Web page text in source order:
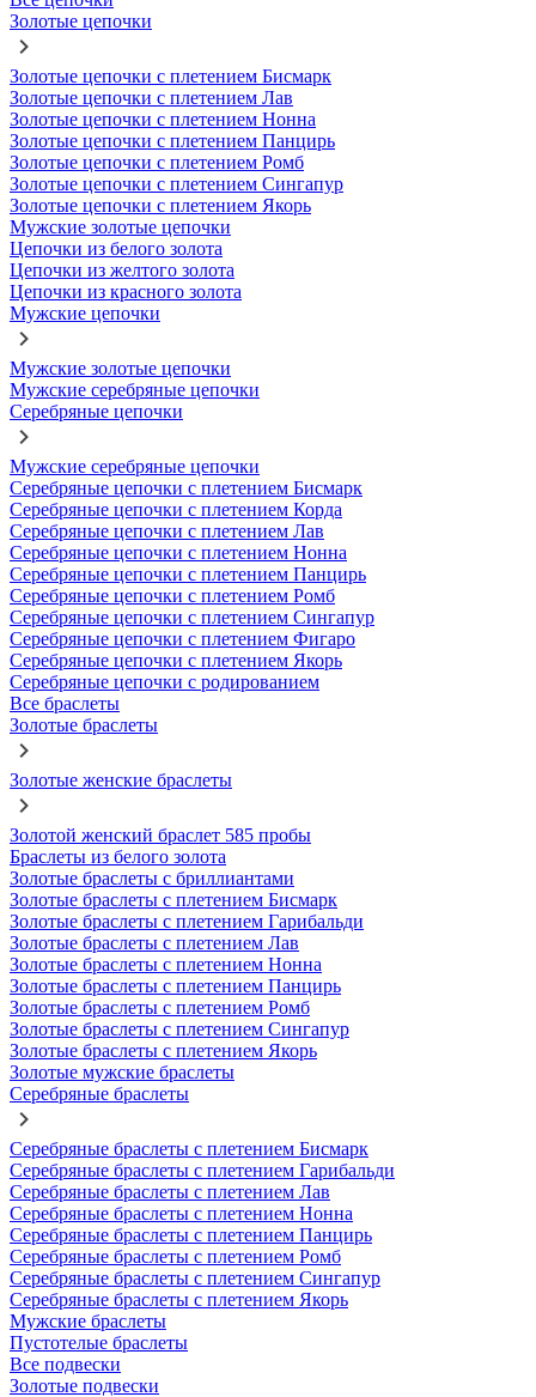
Золотые цепочки
Золотые цепочки с плетением Бисмарк
Золотые цепочки с плетением Лав
Золотые цепочки с плетением Нонна
Золотые цепочки с плетением Панцирь
Золотые цепочки с плетением Ромб
Золотые цепочки с плетением Сингапур
Золотые цепочки с плетением Якорь
Мужские золотые цепочки
Цепочки из белого золота
Цепочки из желтого золота
Цепочки из красного золота
Мужские цепочки
Мужские золотые цепочки
Мужские серебряные цепочки
Серебряные цепочки
Мужские серебряные цепочки
Серебряные цепочки с плетением Бисмарк
Серебряные цепочки с плетением Корда
Серебряные цепочки с плетением Лав
Серебряные цепочки с плетением Нонна
Серебряные цепочки с плетением Панцирь
Серебряные цепочки с плетением Ромб
Серебряные цепочки с плетением Сингапур
Серебряные цепочки с плетением Фигаро
Серебряные цепочки с плетением Якорь
Серебряные цепочки с родированием
Все браслеты
Золотые браслеты
Золотые женские браслеты
Золотой женский браслет 585 пробы
Браслеты из белого золота
Золотые браслеты с бриллиантами
Золотые браслеты с плетением Бисмарк
Золотые браслеты с плетением Гарибальди
Золотые браслеты с плетением Лав
Золотые браслеты с плетением Нонна
Золотые браслеты с плетением Панцирь
Золотые браслеты с плетением Ромб
Золотые браслеты с плетением Сингапур
Золотые браслеты с плетением Якорь
Золотые мужские браслеты
Серебряные браслеты
Серебряные браслеты с плетением Бисмарк
Серебряные браслеты с плетением Гарибальди
Серебряные браслеты с плетением Лав
Серебряные браслеты с плетением Нонна
Серебряные браслеты с плетением Панцирь
Серебряные браслеты с плетением Ромб
Серебряные браслеты с плетением Сингапур
Серебряные браслеты с плетением Якорь
Мужские браслеты
Пустотелые браслеты
Все подвески
Золотые подвески